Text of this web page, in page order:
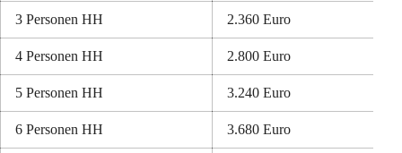
3 Personen HH 2.360 Euro
4 Personen HH 2.800 Euro
5 Personen HH 3.240 Euro
6 Personen HH 3.680 Euro